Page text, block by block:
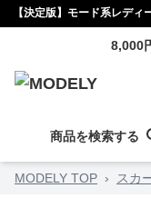
【決定版】モード系レデ
8,000
商品を検索する
MODELY TOP › スカ